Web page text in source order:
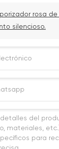
rosa
silencioso.